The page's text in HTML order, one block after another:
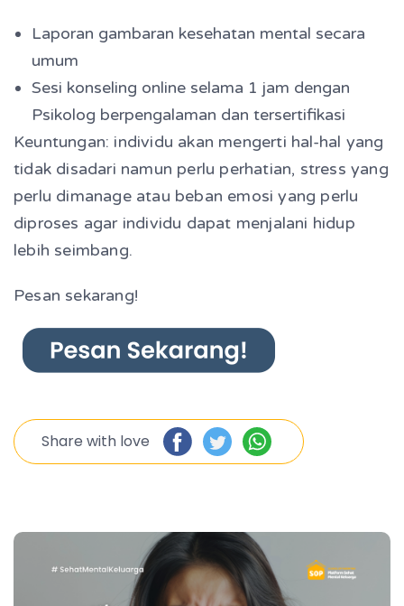
Laporan gambaran kesehatan mental secara
umum
Sesi konseling online selama 1 jam dengan
Psikolog berpengalaman dan tersertifikasi
Keuntungan: individu akan mengerti hal-hal yang
tidak disadari namun perlu perhatian, stress yang
perlu dimanage atau beban emosi yang perlu
diproses agar individu dapat menjalani hidup
lebih seimbang.
Pesan sekarang!
Share with love